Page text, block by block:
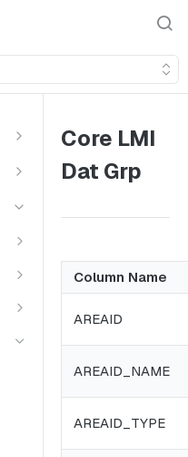
Core LMI
Dat Grp
Column Name
AREAID
AREAID_NAME
AREAID_TYPE